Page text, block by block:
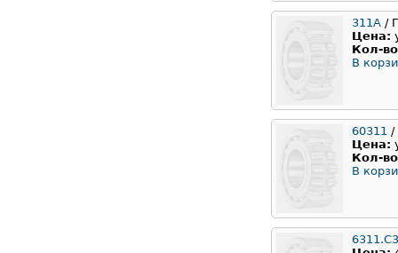
311А /
Цена:
Кол-
В
60311 /
Цена:
Кол-
В
6311.C3